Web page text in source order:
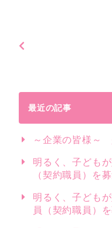
最近の記事
～企業の皆様～
明るく、子ども
（契約職員）を
明るく、子ども
員（契約職員）